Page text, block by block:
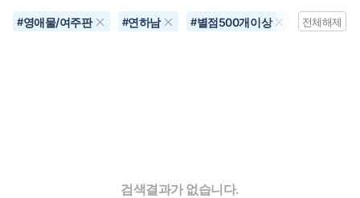
#영애물/여주판 #연하남 #별점500개이상 #학원물
전체해제
검색결과가 없습니다.